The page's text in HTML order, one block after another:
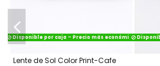
Disponible por caja - Precio más económico
Lente de Sol Color Print-Cafe